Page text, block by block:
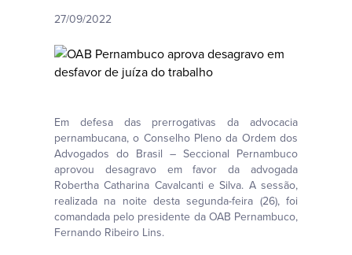
27/09/2022
Em defesa das prerrogativas da advocacia
pernambucana, o Conselho Pleno da Ordem dos
Advogados do Brasil – Seccional Pernambuco
aprovou desagravo em favor da advogada
Robertha Catharina Cavalcanti e Silva. A sessão,
realizada na noite desta segunda-feira (26), foi
comandada pelo presidente da OAB Pernambuco,
Fernando Ribeiro Lins.